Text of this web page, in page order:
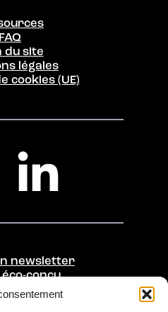
FAQ
du site
légales
cookies (UE)
newsletter
conçu